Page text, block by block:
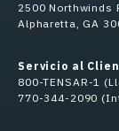
2500 Northwinds
Alpharetta, GA
Servicio al
800-TENSAR-1
770-344-2090